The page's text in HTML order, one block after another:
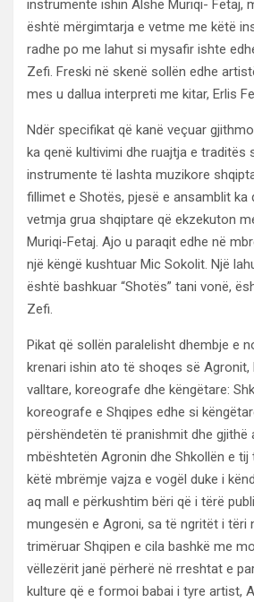
instrumente ishin Alshe Muriqi- Fetaj,
është mërgimtarja e vetme me këtë
radhe po me lahut si mysafir ishte
Zefi. Freski në skenë sollën edhe
mes u dallua interpreti me kitar, Erlis
Ndër specifikat që kanë veçuar
ka qenë kultivimi dhe ruajtja e traditës
instrumente të lashta muzikore
fillimet e Shotës, pjesë e ansamblit ka
vetmja grua shqiptare që ekzekuton
Muriqi-Fetaj. Ajo u paraqit edhe në
një këngë kushtuar Mic Sokolit. Një
është bashkuar “Shotës” tani vonë,
Zefi.
Pikat që sollën paralelisht dhembje e
krenari ishin ato të shoqes së Agronit,
valltare, koreografe dhe këngëtare:
koreografe e Shqipes edhe si
përshëndetën të pranishmit dhe gjithë
mbështetën Agronin dhe Shkollën e
këtë mbrëmje vajza e vogël duke i
aq mall e përkushtim bëri që i tërë
mungesën e Agroni, sa të ngritët i tëri
trimëruar Shqipen e cila bashkë me
vëllezërit janë përherë në rreshtat e
kulture që e formoi babai i tyre artist,